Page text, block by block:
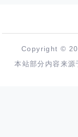
Copyright ©
本站部分内容来